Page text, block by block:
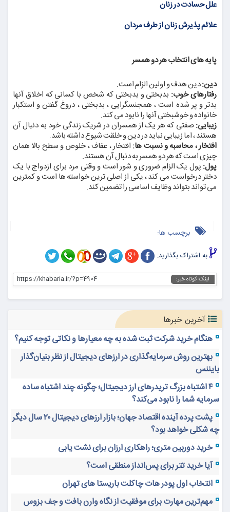
علل حسادت در زنان
علائم پذیرش زنان از طرف مردان
پایه های انتخاب هر دو همسر
دین:دین هدف و اولین الزام است.
رفتارهای خوب: بدبختی و بدبختی که شخص با کسانی که اخلاق آنها
بدتر و پر شده است ، همجنسگرایی ، بدبختی ، دروغ گفتن و استکبار
خانواده و خوشبختی آنها را نابود می کند.
زیبایی:صفتی که هر یک از همسران در شریک زندگی خود به دنبال آن
هستند ، اما زیبایی نباید در دین و خلقت شیوع داشته باشد.
افتخار ، محاسبه و نسبت ها: افتخار ، عفاف ، خلوص و سطح بالا همان
چیزی است که هر دو همسر به دنبال آن هستند.
پول: پول یک الزام ضروری و شور است و وقتی مرد برای ازدواج با یک
دختر درخواست می کند ، یکی از اصلی ترین خواسته ها است و کمترین
می تواند بتواند وظایف اساسی را تضمین کند.
برچسب ها:
به اشتراک بگذارید:
لینک کوتاه خبر: https://khabaria.ir/?p=4904
آخرین خبرها
هنگام خرید شرکت ثبت شده به چه معیارها و نکاتی توجه کنیم؟
بهترین روش سرمایه‌گذاری در ارزهای دیجیتال از نظر بنیان‌گذار
بایننس
۴ اشتباه بزرگ تریدرهای ارز دیجیتال؛ چگونه چند اشتباه ساده
سرمایه شما را نابود می‌کند؟
پشت پرده آینده اقتصاد جهان؛ بازار ارزهای دیجیتال ۲۰ سال دیگر
چه شکلی خواهد بود؟
خرید دوربین متری؛ راهکاری ارزان برای نشت یابی
آیا خرید تتر برای پس‌انداز منطقی است؟
انتخاب اول پودر هات چاکلت باریستا های تهران
مهم‌ترین مهارت برای موفقیت از نگاه وارن بافت و جف بزوس